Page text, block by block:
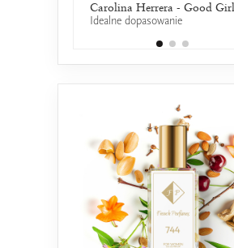
Carolina Herrera - Good Girl
Idealne dopasowanie